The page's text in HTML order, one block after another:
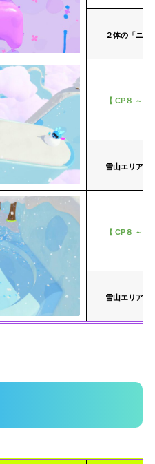
２体の「ニョ
【 CP８ ～
雪山エリアの
【 CP８ ～
雪山エリアで